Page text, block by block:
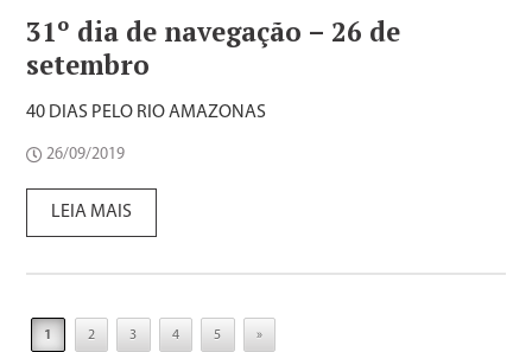
31º dia de navegação – 26 de
setembro
40 DIAS PELO RIO AMAZONAS
26/09/2019
LEIA MAIS
1 2 3 4 5 »